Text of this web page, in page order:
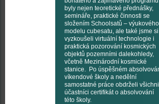
byly nejen teoretické přednášky,
semináře, praktické činnosti se
složením Schoolsatů – výukového
modelu cubesatu, ale také jsme si
vyzkoušeli virtuální technologie i
praktická pozorování kosmických
objektů pozemními dalekohledy,
včetně Mezinárodní kosmické
stanice. Po úspěšném
víkendové školy a nedělní
samostatné práce obdrželi všichni
účastníci certifikát o absolvování
této školy.